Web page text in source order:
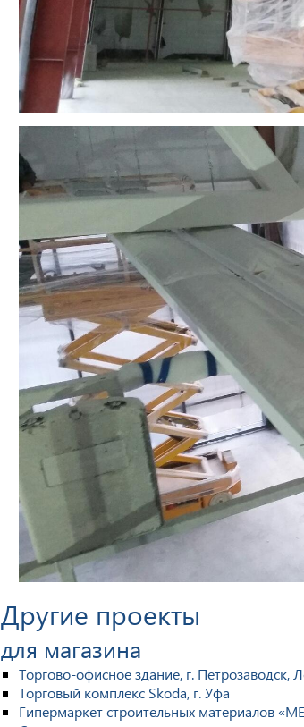
Другие проекты
для магазина
Торгово-офисное здание, г. Петрозаводск,
Торговый комплекс Skoda, г. Уфа
Гипермаркет строительных материалов